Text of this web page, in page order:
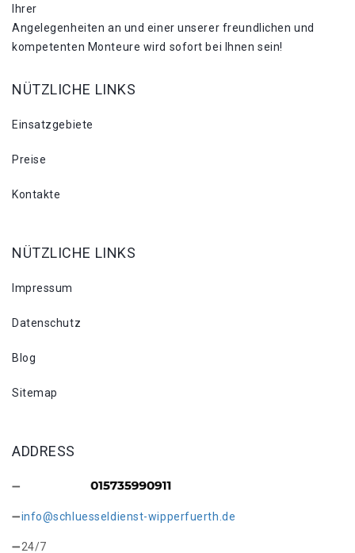
Ihrer
Angelegenheiten an und einer unserer freundlichen und
kompetenten Monteure wird sofort bei Ihnen sein!
NÜTZLICHE LINKS
Einsatzgebiete
Preise
Kontakte
NÜTZLICHE LINKS
Impressum
Datenschutz
Blog
Sitemap
ADDRESS
info@schluesseldienst-wipperfuerth.de
24/7